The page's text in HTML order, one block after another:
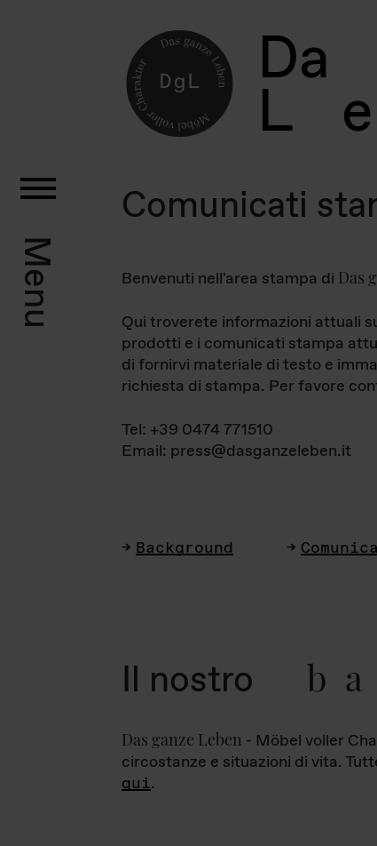
Da
L e
Menu
Comunicati
Benvenuti nell'area stampa di Das
Qui troverete informazioni attuali
prodotti e i comunicati stampa
di fornirvi materiale di testo e
richiesta di stampa. Per favore
Tel: +39 0474 771510
Email: press@dasganzeleben.it
Background
Il nostro
Das ganze Leben - Möbel voller
circostanze e situazioni di vita.
qui.